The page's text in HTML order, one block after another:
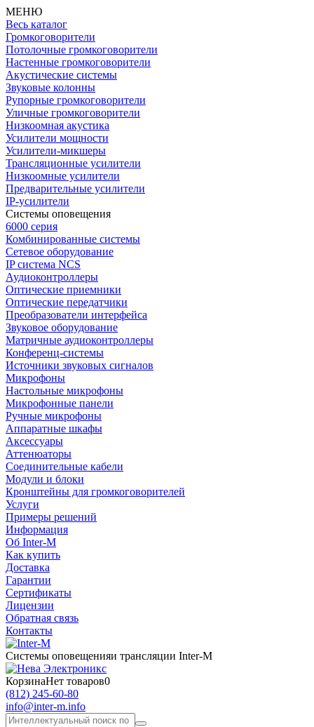
МЕНЮ
Весь каталог
Громкоговорители
Потолочные громкоговорители
Настенные громкоговорители
Акустические системы
Звуковые колонны
Рупорные громкоговорители
Уличные громкоговорители
Низкоомная акустика
Усилители мощности
Усилители-микшеры
Трансляционные усилители
Низкоомные усилители
Предварительные усилители
IP-усилители
Системы оповещения
6000 серия
Комбинированные системы
Сетевое оборудование
IP система NCS
Аудиоконтроллеры
Оптические приемники
Оптические передатчики
Преобразователи интерфейса
Звуковое оборудование
Матричные аудиоконтроллеры
Конференц-системы
Источники звуковых сигналов
Микрофоны
Настольные микрофоны
Микрофонные панели
Ручные микрофоны
Аппаратные шкафы
Аксессуары
Аттенюаторы
Соединительные кабели
Модули и блоки
Кронштейны для громкоговорителей
Услуги
Примеры решений
Информация
Об Inter-M
Как купить
Доставка
Гарантии
Сертификаты
Лицензии
Обратная связь
Контакты
Системы оповещенияи трансляции Inter-M
КорзинаНет товаров0
(812) 245-60-80
info@inter-m.info